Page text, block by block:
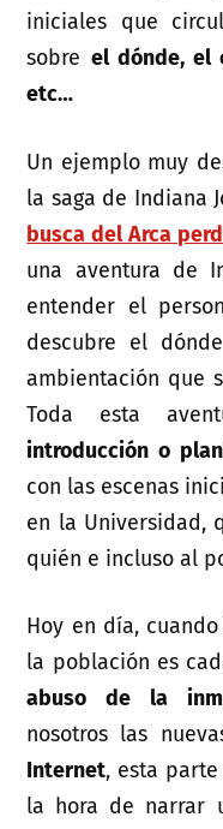
iniciales que
sobre el dónde, el
etc…
Un ejemplo muy
la saga de Indiana
busca del Arca
una aventura de
entender el
descubre el
ambientación que
Toda esta
introducción o
con las escenas
en la Universidad,
quién e incluso al
Hoy en día,
la población es
abuso de la
nosotros las
Internet, esta
la hora de narrar